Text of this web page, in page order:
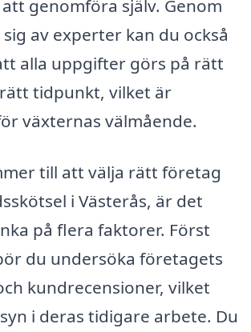
genomföra själv. Genom
av experter kan du också
alla uppgifter görs på rätt
tidpunkt, vilket är
växternas välmående.
till att välja rätt företag
i Västerås, är det
på flera faktorer. Först
du undersöka företagets
kundrecensioner, vilket
i deras tidigare arbete. Du